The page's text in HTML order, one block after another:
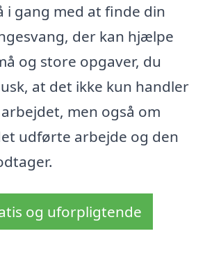
i gang med at finde din
der kan hjælpe
og store opgaver, du
at det ikke kun handler
men også om
udførte arbejde og den
og uforpligtende